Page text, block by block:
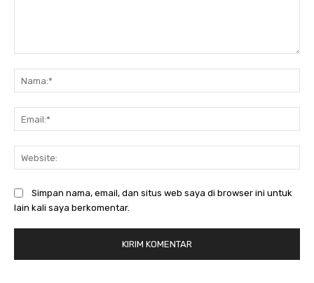
Simpan nama, email, dan situs web saya di browser ini untuk
lain kali saya berkomentar.